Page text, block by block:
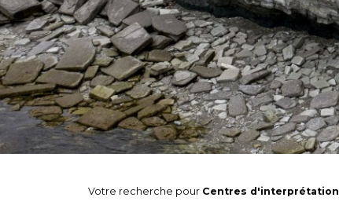
Votre recherche pour Centres d'interprétation